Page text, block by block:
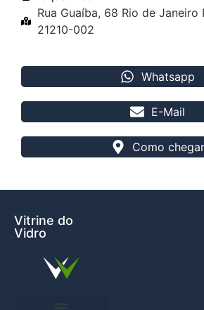
Rua Guaíba, 68 Rio de Janeiro
21210-002
Whatsapp
E-Mail
Como chegar
Vitrine do
Vidro